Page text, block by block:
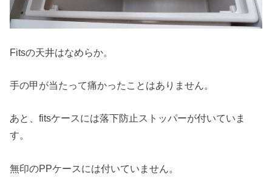
Fitsの天井はなめらか。
手の甲が当たって痛かったことはありません。
あと、fitsケースには落下防止ストッパーが付いていま
す。
無印のPPケースには付いていません。